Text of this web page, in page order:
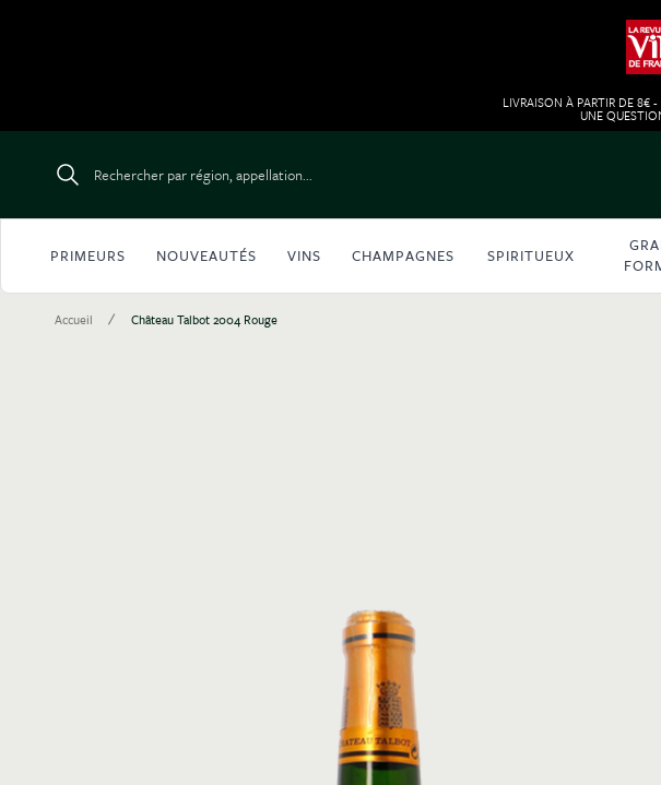
LIVRAISON À PARTIR DE 8€
UNE
Rechercher par région, appellation...
PRIMEURS NOUVEAUTÉS VINS CHAMPAGNES SPIRITUEUX
Accueil / Château Talbot 2004 Rouge